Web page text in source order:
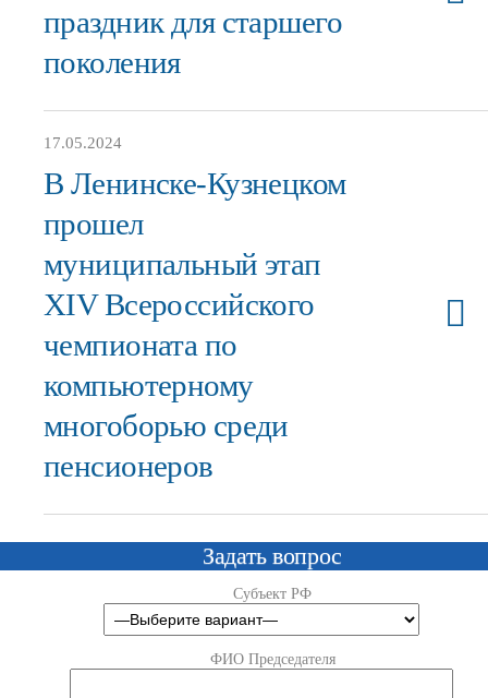
праздник для старшего
поколения
17.05.2024
В Ленинске-Кузнецком
прошел
муниципальный этап
XIV Всероссийского
чемпионата по
компьютерному
многоборью среди
пенсионеров
Задать вопрос
Субъект РФ
ФИО Председателя